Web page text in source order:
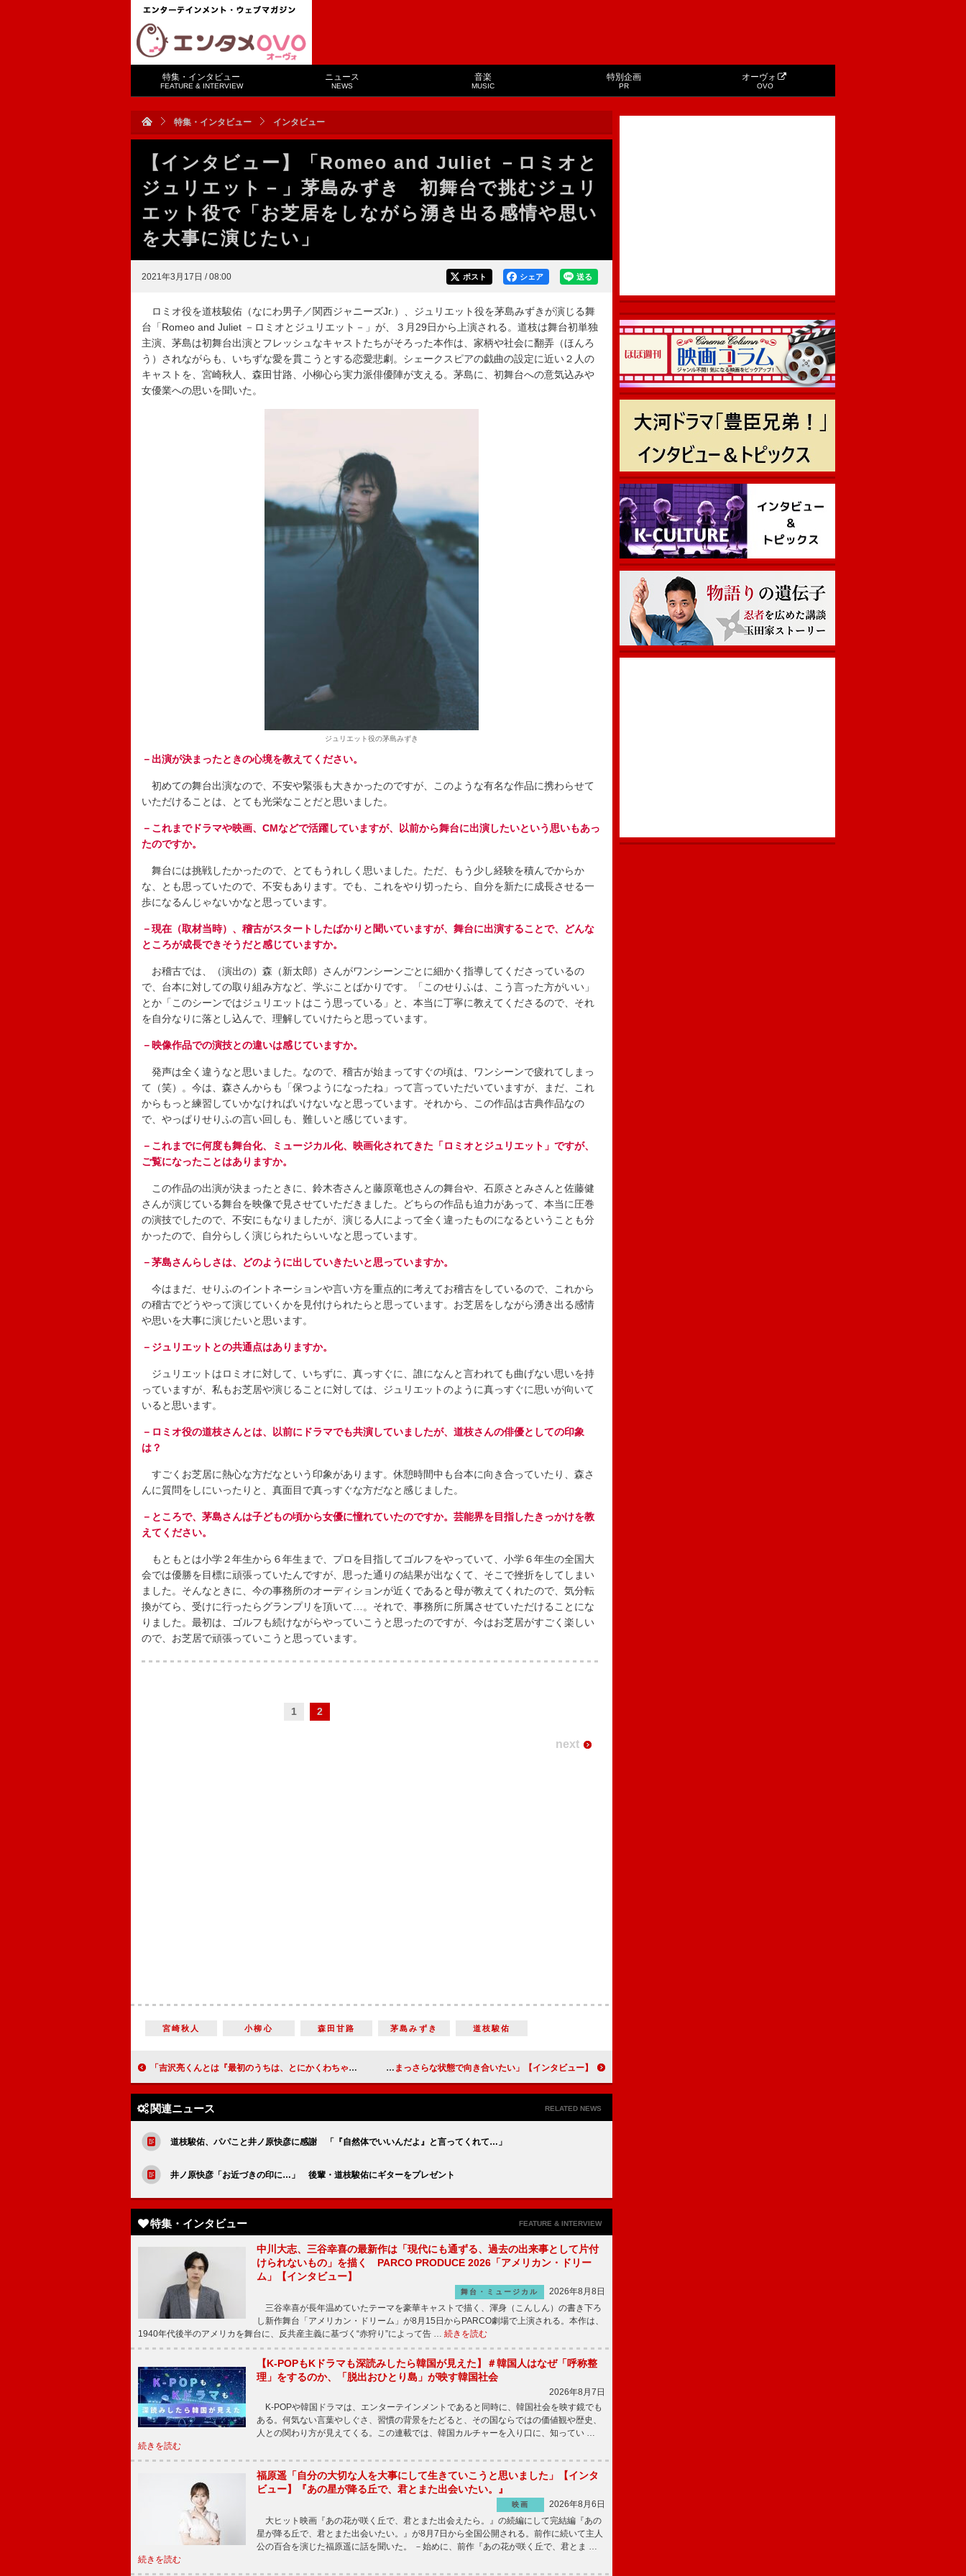
特集・インタビュー
FEATURE & INTERVIEW
ニュース
NEWS
音楽
MUSIC
特別企画
PR
オーヴォ
OVO
特集・インタビュー インタビュー
【インタビュー】「Romeo and Juliet －ロミオと
ジュリエット－」茅島みずき 初舞台で挑むジュリ
エット役で「お芝居をしながら湧き出る感情や思い
を大事に演じたい」
2021年3月17日 / 08:00 送る
シェア
ポスト
ロミオ役を道枝駿佑（なにわ男子／関西ジャニーズJr.）、ジュリエット役を茅島みずきが演じる舞
台「Romeo and Juliet －ロミオとジュリエット－」が、３月29日から上演される。道枝は舞台初単独
主演、茅島は初舞台出演とフレッシュなキャストたちがそろった本作は、家柄や社会に翻弄（ほんろ
う）されながらも、いちずな愛を貫こうとする恋愛悲劇。シェークスピアの戯曲の設定に近い２人の
キャストを、宮崎秋人、森田甘路、小柳心ら実力派俳優陣が支える。茅島に、初舞台への意気込みや
女優業への思いを聞いた。
ジュリエット役の茅島みずき
－出演が決まったときの心境を教えてください。
初めての舞台出演なので、不安や緊張も大きかったのですが、このような有名な作品に携わらせて
いただけることは、とても光栄なことだと思いました。
－これまでドラマや映画、CMなどで活躍していますが、以前から舞台に出演したいという思いもあっ
たのですか。
舞台には挑戦したかったので、とてもうれしく思いました。ただ、もう少し経験を積んでからか
な、とも思っていたので、不安もあります。でも、これをやり切ったら、自分を新たに成長させる一
歩になるんじゃないかなと思っています。
－現在（取材当時）、稽古がスタートしたばかりと聞いていますが、舞台に出演することで、どんな
ところが成長できそうだと感じていますか。
お稽古では、（演出の）森（新太郎）さんがワンシーンごとに細かく指導してくださっているの
で、台本に対しての取り組み方など、学ぶことばかりです。「このせりふは、こう言った方がいい」
とか「このシーンではジュリエットはこう思っている」と、本当に丁寧に教えてくださるので、それ
を自分なりに落とし込んで、理解していけたらと思っています。
－映像作品での演技との違いは感じていますか。
発声は全く違うなと思いました。なので、稽古が始まってすぐの頃は、ワンシーンで疲れてしまっ
て（笑）。今は、森さんからも「保つようになったね」って言っていただいていますが、まだ、これ
からもっと練習していかなければいけないなと思っています。それから、この作品は古典作品なの
で、やっぱりせりふの言い回しも、難しいと感じています。
－これまでに何度も舞台化、ミュージカル化、映画化されてきた「ロミオとジュリエット」ですが、
ご覧になったことはありますか。
この作品の出演が決まったときに、鈴木杏さんと藤原竜也さんの舞台や、石原さとみさんと佐藤健
さんが演じている舞台を映像で見させていただきました。どちらの作品も迫力があって、本当に圧巻
の演技でしたので、不安にもなりましたが、演じる人によって全く違ったものになるということも分
かったので、自分らしく演じられたらいいなと思っています。
－茅島さんらしさは、どのように出していきたいと思っていますか。
今はまだ、せりふのイントネーションや言い方を重点的に考えてお稽古をしているので、これから
の稽古でどうやって演じていくかを見付けられたらと思っています。お芝居をしながら湧き出る感情
や思いを大事に演じたいと思います。
－ジュリエットとの共通点はありますか。
ジュリエットはロミオに対して、いちずに、真っすぐに、誰になんと言われても曲げない思いを持
っていますが、私もお芝居や演じることに対しては、ジュリエットのように真っすぐに思いが向いて
いると思います。
－ロミオ役の道枝さんとは、以前にドラマでも共演していましたが、道枝さんの俳優としての印象
は？
すごくお芝居に熱心な方だなという印象があります。休憩時間中も台本に向き合っていたり、森さ
んに質問をしにいったりと、真面目で真っすぐな方だなと感じました。
－ところで、茅島さんは子どもの頃から女優に憧れていたのですか。芸能界を目指したきっかけを教
えてください。
もともとは小学２年生から６年生まで、プロを目指してゴルフをやっていて、小学６年生の全国大
会では優勝を目標に頑張っていたんですが、思った通りの結果が出なくて、そこで挫折をしてしまい
ました。そんなときに、今の事務所のオーディションが近くであると母が教えてくれたので、気分転
換がてら、受けに行ったらグランプリを頂いて…。それで、事務所に所属させていただけることにな
りました。最初は、ゴルフも続けながらやっていこうと思ったのですが、今はお芝居がすごく楽しい
ので、お芝居で頑張っていこうと思っています。
1 2
next
宮崎秋人 小柳心 森田甘路 茅島みずき 道枝駿佑
「吉沢亮くんとは『最初のうちは、とにかくわちゃわちゃやろう』と話しています」高良健吾（渋沢喜作）【「青天を衝け」インタビュー】 【インタビュー】ミュージカル「モーツァルト！」木下晴香 「一歩大人になった私で、改めてまっさらな状態で向き合いたい」
関連ニュース RELATED NEWS
道枝駿佑、パパこと井ノ原快彦に感謝 「『自然体でいいんだよ』と言ってくれて…」
井ノ原快彦「お近づきの印に…」 後輩・道枝駿佑にギターをプレゼント
特集・インタビュー FEATURE & INTERVIEW
中川大志、三谷幸喜の最新作は「現代にも通ずる、過去の出来事として片付
けられないもの」を描く PARCO PRODUCE 2026「アメリカン・ドリー
ム」【インタビュー】
舞台・ミュージカル
2026年8月8日
三谷幸喜が長年温めていたテーマを豪華キャストで描く、渾身（こんしん）の書き下ろ
し新作舞台「アメリカン・ドリーム」が8月15日からPARCO劇場で上演される。本作は、
1940年代後半のアメリカを舞台に、反共産主義に基づく“赤狩り”によって告 … 続きを読む
【K-POPもKドラマも深読みしたら韓国が見えた】＃韓国人はなぜ「呼称整
理」をするのか、「脱出おひとり島」が映す韓国社会
2026年8月7日
K-POPや韓国ドラマは、エンターテインメントであると同時に、韓国社会を映す鏡でも
ある。何気ない言葉やしぐさ、習慣の背景をたどると、その国ならではの価値観や歴史、
人との関わり方が見えてくる。この連載では、韓国カルチャーを入り口に、知ってい …
続きを読む
福原遥「自分の大切な人を大事にして生きていこうと思いました」【インタ
ビュー】『あの星が降る丘で、君とまた出会いたい。』
映画
2026年8月6日
大ヒット映画『あの花が咲く丘で、君とまた出会えたら。』の続編にして完結編『あの
星が降る丘で、君とまた出会いたい。』が8月7日から全国公開される。前作に続いて主人
公の百合を演じた福原遥に話を聞いた。 －始めに、前作『あの花が咲く丘で、君とま …
続きを読む